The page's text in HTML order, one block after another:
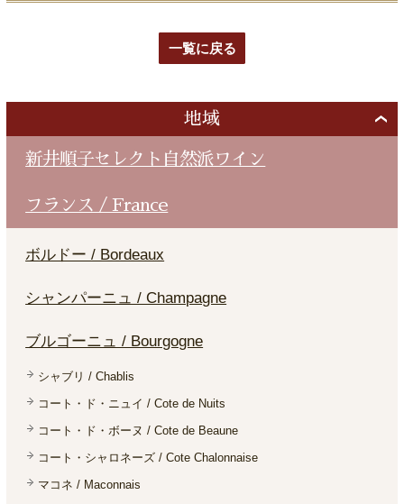
一覧に戻る
地域
新井順子セレクト自然派ワイン
フランス / France
ボルドー / Bordeaux
シャンパーニュ / Champagne
ブルゴーニュ / Bourgogne
シャブリ / Chablis
コート・ド・ニュイ / Cote de Nuits
コート・ド・ボーヌ / Cote de Beaune
コート・シャロネーズ / Cote Chalonnaise
マコネ / Maconnais